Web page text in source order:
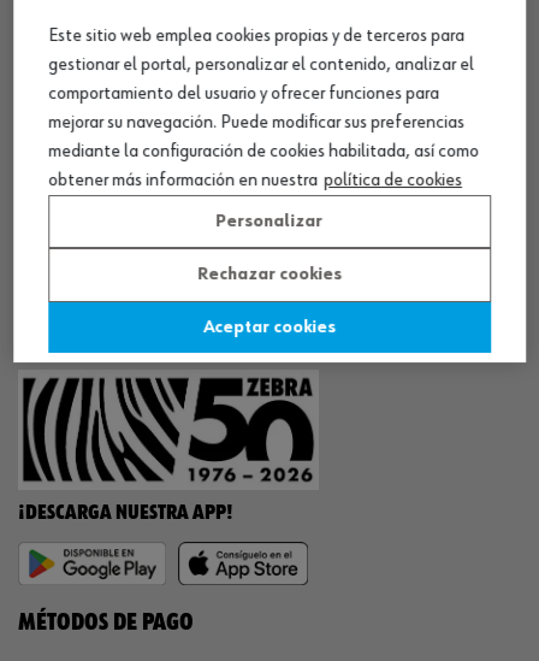
COMUNICACIÓN
WORKINWÜRTH
¡WÜRTH EMPRESA SOLIDARIA!
¡DESCARGA NUESTRA APP!
MÉTODOS DE PAGO
Este sitio web emplea cookies propias y de terceros para
gestionar el portal, personalizar el contenido, analizar el
comportamiento del usuario y ofrecer funciones para
mejorar su navegación. Puede modificar sus preferencias
mediante la configuración de cookies habilitada, así como
obtener más información en nuestra política de cookies
Personalizar
Rechazar cookies
Aceptar cookies